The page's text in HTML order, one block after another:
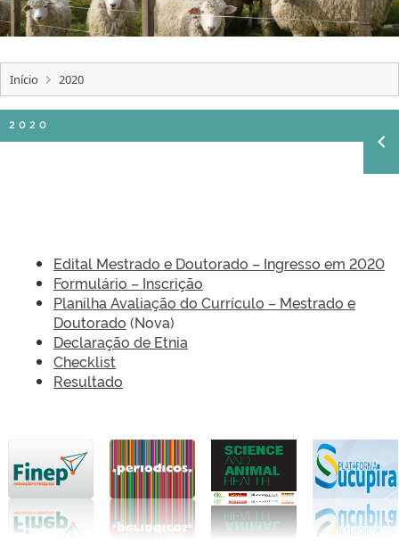
INTERNACIONAL
OUVIDORIA
PORTARIAS
TELEFONES
Início 2020
2020
Edital Mestrado e Doutorado – Ingresso em 2020
Formulário – Inscrição
Planilha Avaliação do Currículo – Mestrado e
Doutorado (Nova)
Declaração de Etnia
Checklist
Resultado